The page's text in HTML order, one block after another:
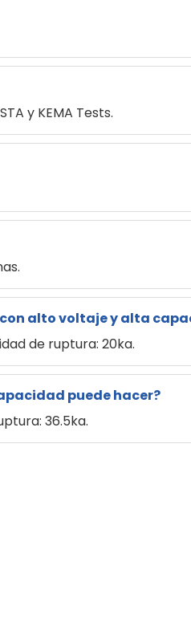
y KEMA Tests.
con alto voltaje y alta
de ruptura: 20ka.
puede hacer?
36.5ka.